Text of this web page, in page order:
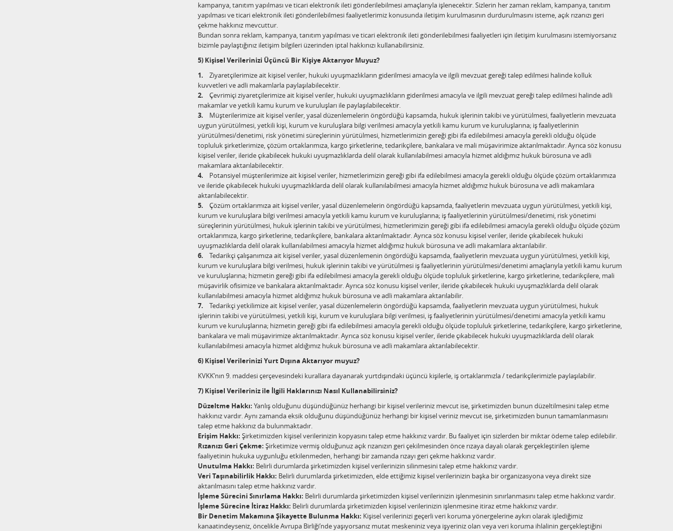
kampanya, tanıtım yapılması ve ticari elektronik ileti gönderilebilmesi amaçlarıyla işlenecektir. Sizlerin her zaman reklam, kampanya, tanıtım
yapılması ve ticari elektronik ileti gönderilebilmesi faaliyetlerimiz konusunda iletişim kurulmasının durdurulmasını isteme, açık rızanızı geri
çekme hakkınız mevcuttur.
Bundan sonra reklam, kampanya, tanıtım yapılması ve ticari elektronik ileti gönderilebilmesi faaliyetleri için iletişim kurulmasını istemiyorsanız
bizimle paylaştığınız iletişim bilgileri üzerinden iptal hakkınızı kullanabilirsiniz.
5) Kişisel Verilerinizi Üçüncü Bir Kişiye Aktarıyor Muyuz?
1. Ziyaretçilerimize ait kişisel veriler, hukuki uyuşmazlıkların giderilmesi amacıyla ve ilgili mevzuat gereği talep edilmesi halinde kolluk
kuvvetleri ve adli makamlarla paylaşılabilecektir.
2. Çevrimiçi ziyaretçilerimize ait kişisel veriler, hukuki uyuşmazlıkların giderilmesi amacıyla ve ilgili mevzuat gereği talep edilmesi halinde adli
makamlar ve yetkili kamu kurum ve kuruluşları ile paylaşılabilecektir.
3. Müşterilerimize ait kişisel veriler, yasal düzenlemelerin öngördüğü kapsamda, hukuk işlerinin takibi ve yürütülmesi, faaliyetlerin mevzuata
uygun yürütülmesi, yetkili kişi, kurum ve kuruluşlara bilgi verilmesi amacıyla yetkili kamu kurum ve kuruluşlarına; iş faaliyetlerinin
yürütülmesi/denetimi, risk yönetimi süreçlerinin yürütülmesi, hizmetlerimizin gereği gibi ifa edilebilmesi amacıyla gerekli olduğu ölçüde
topluluk şirketlerimize, çözüm ortaklarımıza, kargo şirketlerine, tedarikçilere, bankalara ve mali müşavirimize aktarılmaktadır. Ayrıca söz konusu
kişisel veriler, ileride çıkabilecek hukuki uyuşmazlıklarda delil olarak kullanılabilmesi amacıyla hizmet aldığımız hukuk bürosuna ve adli
makamlara aktarılabilecektir.
4. Potansiyel müşterilerimize ait kişisel veriler, hizmetlerimizin gereği gibi ifa edilebilmesi amacıyla gerekli olduğu ölçüde çözüm ortaklarımıza
ve ileride çıkabilecek hukuki uyuşmazlıklarda delil olarak kullanılabilmesi amacıyla hizmet aldığımız hukuk bürosuna ve adli makamlara
aktarılabilecektir.
5. Çözüm ortaklarımıza ait kişisel veriler, yasal düzenlemelerin öngördüğü kapsamda, faaliyetlerin mevzuata uygun yürütülmesi, yetkili kişi,
kurum ve kuruluşlara bilgi verilmesi amacıyla yetkili kamu kurum ve kuruluşlarına; iş faaliyetlerinin yürütülmesi/denetimi, risk yönetimi
süreçlerinin yürütülmesi, hukuk işlerinin takibi ve yürütülmesi, hizmetlerimizin gereği gibi ifa edilebilmesi amacıyla gerekli olduğu ölçüde çözüm
ortaklarımıza, kargo şirketlerine, tedarikçilere, bankalara aktarılmaktadır. Ayrıca söz konusu kişisel veriler, ileride çıkabilecek hukuki
uyuşmazlıklarda delil olarak kullanılabilmesi amacıyla hizmet aldığımız hukuk bürosuna ve adli makamlara aktarılabilir.
6.
Tedarikçi çalışanımıza ait kişisel veriler, yasal düzenlemenin öngördüğü kapsamda, faaliyetlerin mevzuata uygun yürütülmesi, yetkili kişi,
kurum ve kuruluşlara bilgi verilmesi, hukuk işlerinin takibi ve yürütülmesi iş faaliyetlerinin yürütülmesi/denetimi amaçlarıyla yetkili kamu kurum
ve kuruluşlarına; hizmetin gereği gibi ifa edilebilmesi amacıyla gerekli olduğu ölçüde topluluk şirketlerine, kargo şirketlerine, tedarikçilere, mali
müşavirlik ofisimize ve bankalara aktarılmaktadır. Ayrıca söz konusu kişisel veriler, ileride çıkabilecek hukuki uyuşmazlıklarda delil olarak
kullanılabilmesi amacıyla hizmet aldığımız hukuk bürosuna ve adli makamlara aktarılabilir.
7. Tedarikçi yetkilimize ait kişisel veriler, yasal düzenlemelerin öngördüğü kapsamda, faaliyetlerin mevzuata uygun yürütülmesi, hukuk
işlerinin takibi ve yürütülmesi, yetkili kişi, kurum ve kuruluşlara bilgi verilmesi, iş faaliyetlerinin yürütülmesi/denetimi amacıyla yetkili kamu
kurum ve kuruluşlarına; hizmetin gereği gibi ifa edilebilmesi amacıyla gerekli olduğu ölçüde topluluk şirketlerine, tedarikçilere, kargo şirketlerine,
bankalara ve mali müşavirimize aktarılmaktadır. Ayrıca söz konusu kişisel veriler, ileride çıkabilecek hukuki uyuşmazlıklarda delil olarak
kullanılabilmesi amacıyla hizmet aldığımız hukuk bürosuna ve adli makamlara aktarılabilecektir.
6) Kişisel Verilerinizi Yurt Dışına Aktarıyor muyuz?
KVKK’nın 9. maddesi çerçevesindeki kurallara dayanarak yurtdışındaki üçüncü kişilerle, iş ortaklarımızla / tedarikçilerimizle paylaşılabilir.
7) Kişisel Verileriniz ile İlgili Haklarınızı Nasıl Kullanabilirsiniz?
Düzeltme Hakkı: Yanlış olduğunu düşündüğünüz herhangi bir kişisel verileriniz mevcut ise, şirketimizden bunun düzeltilmesini talep etme
hakkınız vardır. Aynı zamanda eksik olduğunu düşündüğünüz herhangi bir kişisel veriniz mevcut ise, şirketimizden bunun tamamlanmasını
talep etme hakkınız da bulunmaktadır.
Erişim Hakkı: Şirketimizden kişisel verilerinizin kopyasını talep etme hakkınız vardır. Bu faaliyet için sizlerden bir miktar ödeme talep edilebilir.
Rızanızı Geri Çekme: Şirketimize vermiş olduğunuz açık rızanızın geri çekilmesinden önce rızaya dayalı olarak gerçekleştirilen işleme
faaliyetinin hukuka uygunluğu etkilenmeden, herhangi bir zamanda rızayı geri çekme hakkınız vardır.
Unutulma Hakkı: Belirli durumlarda şirketimizden kişisel verilerinizin silinmesini talep etme hakkınız vardır.
Veri Taşınabilirlik Hakkı: Belirli durumlarda şirketimizden, elde ettiğimiz kişisel verilerinizin başka bir organizasyona veya direkt size
aktarılmasını talep etme hakkınız vardır.
İşleme Sürecini Sınırlama Hakkı: Belirli durumlarda şirketimizden kişisel verilerinizin işlenmesinin sınırlanmasını talep etme hakkınız vardır.
İşleme Sürecine İtiraz Hakkı: Belirli durumlarda şirketimizden kişisel verilerinizin işlenmesine itiraz etme hakkınız vardır.
Bir Denetim Makamına Şikayette Bulunma Hakkı: Kişisel verilerinizi geçerli veri koruma yönergelerine aykırı olarak işlediğimiz
kanaatindeyseniz, öncelikle Avrupa Birliği’nde yaşıyorsanız mutat meskeniniz veya işyeriniz olan veya veri koruma ihlalinin gerçekleştiğini